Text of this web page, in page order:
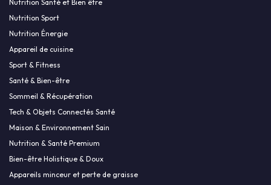
Nutrition Santé et Bien être
Nutrition Sport
Nutrition Énergie
Appareil de cuisine
Sport & Fitness
Santé & Bien-être
Sommeil & Récupération
Tech & Objets Connectés Santé
Maison & Environnement Sain
Nutrition & Santé Premium
Bien-être Holistique & Doux
Appareils minceur et perte de graisse